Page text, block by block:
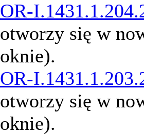
OR-
otworzy się w
oknie).
OR-
otworzy się w
oknie).